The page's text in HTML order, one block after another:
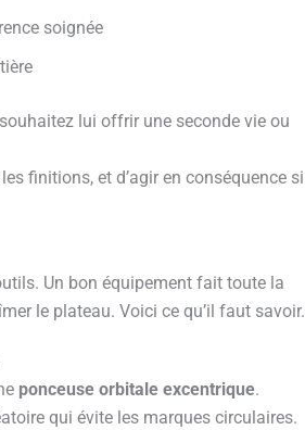
soignée
lui offrir une seconde vie ou
finitions, et d’agir en conséquence si
Un bon équipement fait toute la
le plateau. Voici ce qu’il faut savoir.
ponceuse orbitale excentrique.
qui évite les marques circulaires.